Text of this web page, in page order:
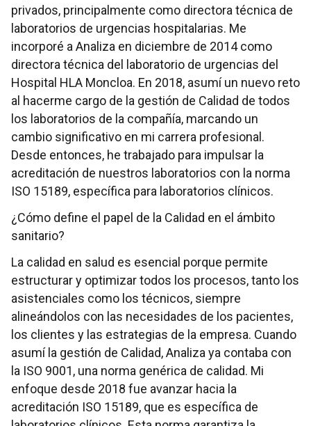
privados, principalmente como directora técnica de
laboratorios de urgencias hospitalarias. Me
incorporé a Analiza en diciembre de 2014 como
directora técnica del laboratorio de urgencias del
Hospital HLA Moncloa. En 2018, asumí un nuevo reto
al hacerme cargo de la gestión de Calidad de todos
los laboratorios de la compañía, marcando un
cambio significativo en mi carrera profesional.
Desde entonces, he trabajado para impulsar la
acreditación de nuestros laboratorios con la norma
ISO 15189, específica para laboratorios clínicos.
¿Cómo define el papel de la Calidad en el ámbito
sanitario?
La calidad en salud es esencial porque permite
estructurar y optimizar todos los procesos, tanto los
asistenciales como los técnicos, siempre
alineándolos con las necesidades de los pacientes,
los clientes y las estrategias de la empresa. Cuando
asumí la gestión de Calidad, Analiza ya contaba con
la ISO 9001, una norma genérica de calidad. Mi
enfoque desde 2018 fue avanzar hacia la
acreditación ISO 15189, que es específica de